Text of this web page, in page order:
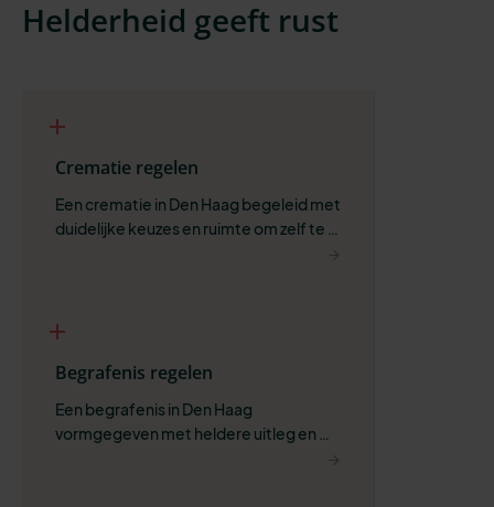
Helderheid geeft rust
Crematie regelen
Een crematie in Den Haag begeleid met
duidelijke keuzes en ruimte om zelf te
Begrafenis regelen
Een begrafenis in Den Haag
vormgegeven met heldere uitleg en